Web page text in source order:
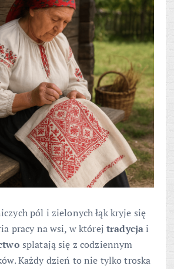
pól i zielonych łąk kryje się
pracy na wsi, w której tradycjai
splatają się z codziennym
Każdy dzień to nie tylko troska